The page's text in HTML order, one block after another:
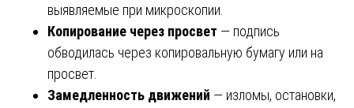
выявляемые при микроскопии.
Копирование через просвет — подпись
обводилась через копировальную бумагу или на
просвет.
Замедленность движений — изломы, остановки,